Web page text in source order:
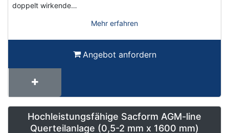
doppelt wirkende…
Mehr erfahren
Angebot anfordern
Hochleistungsfähige Sacform AGM-line
Querteilanlage (0,5-2 mm x 1600 mm)